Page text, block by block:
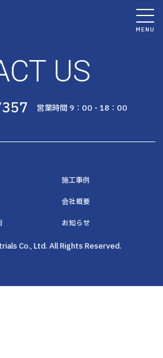
MENU
US
営業時間 9：00 - 18：00
施工事例
会社概要
お知らせ
Co., Ltd. All Rights Reserved.